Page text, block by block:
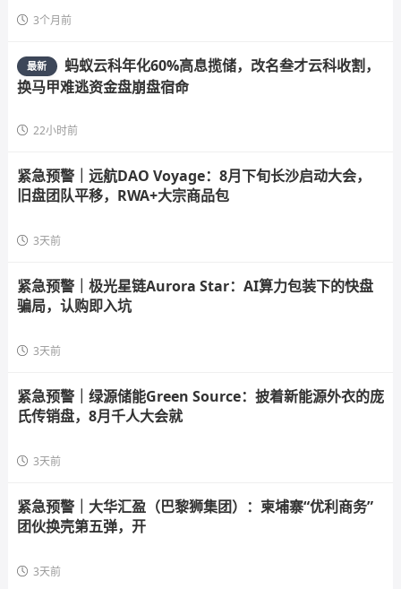
3个月前
最新
蚂蚁云科年化60%高息揽储，改名叁才云科收割，
换马甲难逃资金盘崩盘宿命
22小时前
紧急预警｜远航DAO Voyage：8月下旬长沙启动大会，
旧盘团队平移，RWA+大宗商品包
3天前
紧急预警｜极光星链Aurora Star：AI算力包装下的快盘
骗局，认购即入坑
3天前
紧急预警｜绿源储能Green Source：披着新能源外衣的庞
氏传销盘，8月千人大会就
3天前
紧急预警｜大华汇盈（巴黎狮集团）：柬埔寨“优利商务”
团伙换壳第五弹，开
3天前